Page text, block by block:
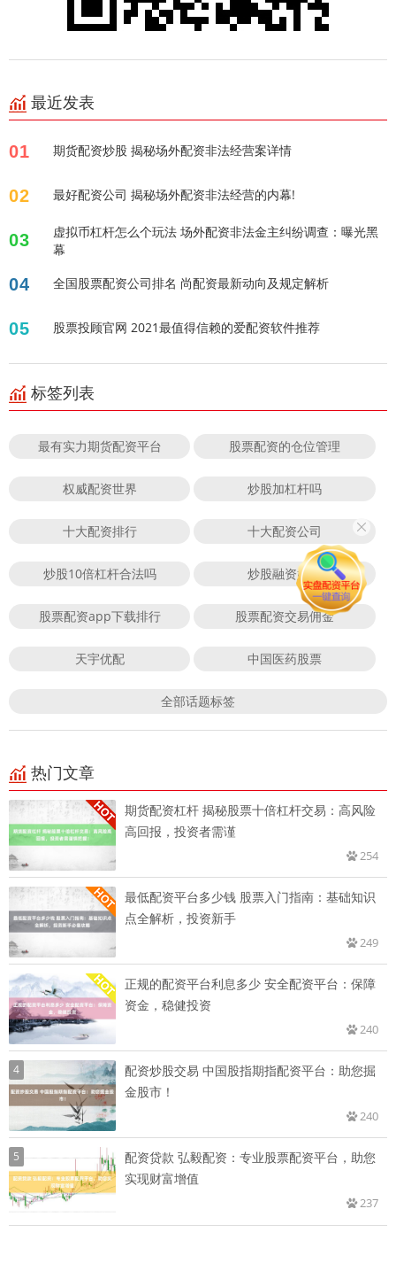
最近发表
01 期货配资炒股 揭秘场外配资非法经营案详情
02 最好配资公司 揭秘场外配资非法经营的内幕!
03
虚拟币杠杆怎么个玩法 场外配资非法金主纠纷调查：曝光黑
幕
04 全国股票配资公司排名 尚配资最新动向及规定解析
05 股票投顾官网 2021最值得信赖的爱配资软件推荐
标签列表
最有实力期货配资平台 股票配资的仓位管理
权威配资世界 炒股加杠杆吗
十大配资排行 十大配资公司
炒股10倍杠杆合法吗 炒股融资好吗
股票配资app下载排行 股票配资交易佣金
天宇优配 中国医药股票
全部话题标签
热门文章
期货配资杠杆 揭秘股票十倍杠杆交易：高风险
高回报，投资者需谨
254
最低配资平台多少钱 股票入门指南：基础知识
点全解析，投资新手
249
正规的配资平台利息多少 安全配资平台：保障
资金，稳健投资
240
4
配资炒股交易 中国股指期指配资平台：助您掘
金股市！
240
5
配资贷款 弘毅配资：专业股票配资平台，助您
实现财富增值
237